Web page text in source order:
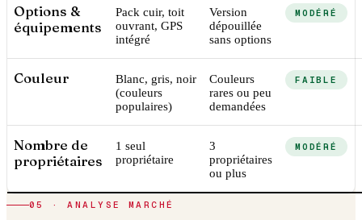
Options &
équipements
Pack cuir, toit
ouvrant, GPS
intégré
Version
dépouillée
sans options
MODÉRÉ
Couleur
Blanc, gris, noir
(couleurs
populaires)
Couleurs
rares ou peu
demandées
FAIBLE
Nombre de
propriétaires
1 seul
propriétaire
3
propriétaires
ou plus
MODÉRÉ
05 · ANALYSE MARCHÉ